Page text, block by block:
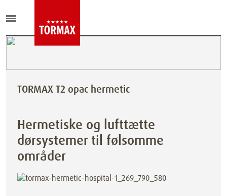
TORMAX T2 opac hermetic
Hermetiske og lufttætte
dørsystemer til følsomme
områder